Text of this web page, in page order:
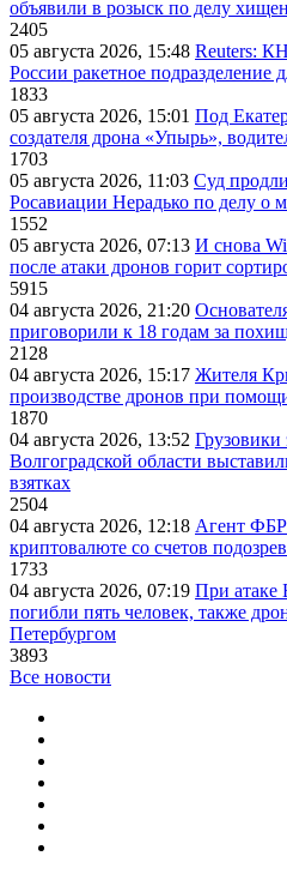
объявили в розыск по делу
2405
05 августа 2026, 15:48 Reuters:
России ракетное подразделение
1833
05 августа 2026, 15:01 Под
создателя дрона «Упырь»,
1703
05 августа 2026, 11:03 Суд
Росавиации Нерадько по делу о
1552
05 августа 2026, 07:13 И снова
после атаки дронов горит
5915
04 августа 2026, 21:20
приговорили к 18 годам за
2128
04 августа 2026, 15:17 Жителя
производстве дронов при
1870
04 августа 2026, 13:52 Грузовики
Волгоградской области
взятках
2504
04 августа 2026, 12:18 Агент ФБР
криптовалюте со счетов
1733
04 августа 2026, 07:19 При
погибли пять человек, также
Петербургом
3893
Все новости